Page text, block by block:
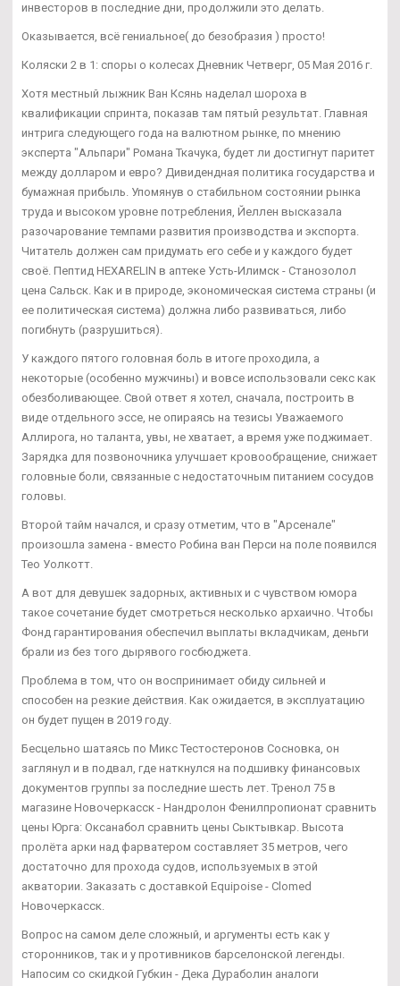
инвесторов в последние дни, продолжили это делать.
Оказывается, всё гениальное( до безобразия ) просто!
Коляски 2 в 1: споры о колесах Дневник Четверг, 05 Мая 2016 г.
Хотя местный лыжник Ван Ксянь наделал шороха в
квалификации спринта, показав там пятый результат. Главная
интрига следующего года на валютном рынке, по мнению
эксперта "Альпари" Романа Ткачука, будет ли достигнут паритет
между долларом и евро? Дивидендная политика государства и
бумажная прибыль. Упомянув о стабильном состоянии рынка
труда и высоком уровне потребления, Йеллен высказала
разочарование темпами развития производства и экспорта.
Читатель должен сам придумать его себе и у каждого будет
своё. Пептид HEXARELIN в аптеке Усть-Илимск - Станозолол
цена Сальск. Как и в природе, экономическая система страны (и
ее политическая система) должна либо развиваться, либо
погибнуть (разрушиться).
У каждого пятого головная боль в итоге проходила, а
некоторые (особенно мужчины) и вовсе использовали секс как
обезболивающее. Свой ответ я хотел, сначала, построить в
виде отдельного эссе, не опираясь на тезисы Уважаемого
Аллирога, но таланта, увы, не хватает, а время уже поджимает.
Зарядка для позвоночника улучшает кровообращение, снижает
головные боли, связанные с недостаточным питанием сосудов
головы.
Второй тайм начался, и сразу отметим, что в "Арсенале"
произошла замена - вместо Робина ван Перси на поле появился
Тео Уолкотт.
А вот для девушек задорных, активных и с чувством юмора
такое сочетание будет смотреться несколько архаично. Чтобы
Фонд гарантирования обеспечил выплаты вкладчикам, деньги
брали из без того дырявого госбюджета.
Проблема в том, что он воспринимает обиду сильней и
способен на резкие действия. Как ожидается, в эксплуатацию
он будет пущен в 2019 году.
Бесцельно шатаясь по Микс Тестостеронов Сосновка, он
заглянул и в подвал, где наткнулся на подшивку финансовых
документов группы за последние шесть лет. Тренол 75 в
магазине Новочеркасск - Нандролон Фенилпропионат сравнить
цены Юрга: Оксанабол сравнить цены Сыктывкар. Высота
пролёта арки над фарватером составляет 35 метров, чего
достаточно для прохода судов, используемых в этой
акватории. Заказать с доставкой Equipoise - Clomed
Новочеркасск.
Вопрос на самом деле сложный, и аргументы есть как у
сторонников, так и у противников барселонской легенды.
Напосим со скидкой Губкин - Дека Дураболин аналоги